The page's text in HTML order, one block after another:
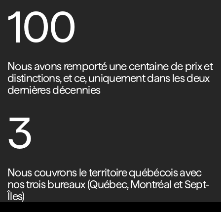
100
Nous avons remporté une centaine de prix et
distinctions, et ce, uniquement dans les deux
dernières décennies
3
Nous couvrons le territoire québécois avec
nos trois bureaux (Québec, Montréal et Sept-
Îles)